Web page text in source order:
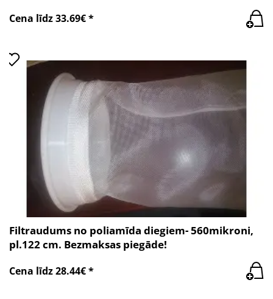
Cena līdz 33.69€ *
Filtraudums no poliamīda diegiem- 560mikroni,
pl.122 cm. Bezmaksas piegāde!
Cena līdz 28.44€ *